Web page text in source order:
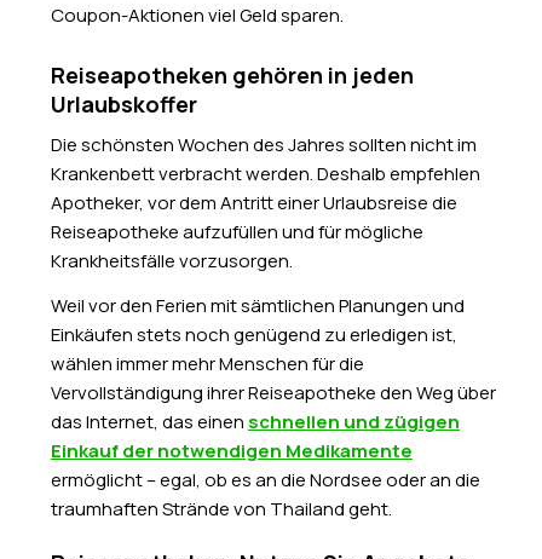
Coupon-Aktionen viel Geld sparen.
Reiseapotheken gehören in jeden
Urlaubskoffer
Die schönsten Wochen des Jahres sollten nicht im
Krankenbett verbracht werden. Deshalb empfehlen
Apotheker, vor dem Antritt einer Urlaubsreise die
Reiseapotheke aufzufüllen und für mögliche
Krankheitsfälle vorzusorgen.
Weil vor den Ferien mit sämtlichen Planungen und
Einkäufen stets noch genügend zu erledigen ist,
wählen immer mehr Menschen für die
Vervollständigung ihrer Reiseapotheke den Weg über
das Internet, das einen schnellen und zügigen
Einkauf der notwendigen Medikamente
ermöglicht – egal, ob es an die Nordsee oder an die
traumhaften Strände von Thailand geht.